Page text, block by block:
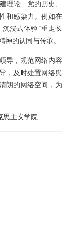
理论、党的历史、
和感染力。例如在
浸式体验“重走长
神的认同与传承。
导，规范网络内容
，及时处置网络舆
朗的网络空间，为
思主义学院